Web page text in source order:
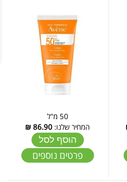
50 מ"ל
המחיר שלנו: 86.90
₪
הוסף לסל
פרטים נוספים